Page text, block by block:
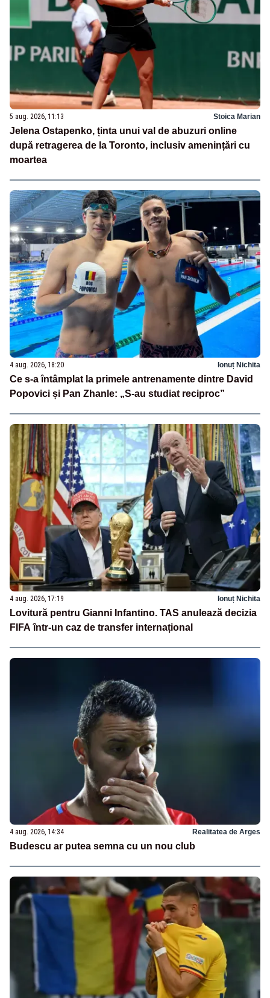
5 aug. 2026, 11:13 Stoica Marian
Jelena Ostapenko, ținta unui val de abuzuri online
după retragerea de la Toronto, inclusiv amenințări cu
moartea
4 aug. 2026, 18:20 Ionuț Nichita
Ce s-a întâmplat la primele antrenamente dintre David
Popovici și Pan Zhanle: „S-au studiat reciproc”
4 aug. 2026, 17:19 Ionuț Nichita
Lovitură pentru Gianni Infantino. TAS anulează decizia
FIFA într-un caz de transfer internațional
4 aug. 2026, 14:34 Realitatea de Arges
Budescu ar putea semna cu un nou club